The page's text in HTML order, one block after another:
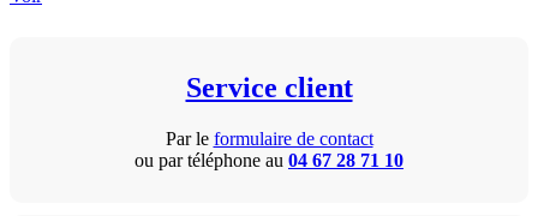
Service client
Par le formulaire de contact
ou par téléphone au 04 67 28 71 10